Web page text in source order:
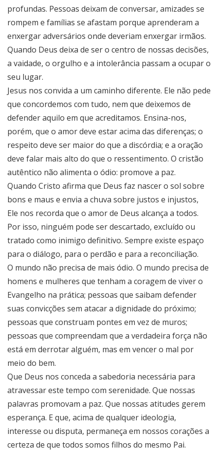
profundas. Pessoas deixam de conversar, amizades se
rompem e famílias se afastam porque aprenderam a
enxergar adversários onde deveriam enxergar irmãos.
Quando Deus deixa de ser o centro de nossas decisões,
a vaidade, o orgulho e a intolerância passam a ocupar o
seu lugar.
Jesus nos convida a um caminho diferente. Ele não pede
que concordemos com tudo, nem que deixemos de
defender aquilo em que acreditamos. Ensina-nos,
porém, que o amor deve estar acima das diferenças; o
respeito deve ser maior do que a discórdia; e a oração
deve falar mais alto do que o ressentimento. O cristão
autêntico não alimenta o ódio: promove a paz.
Quando Cristo afirma que Deus faz nascer o sol sobre
bons e maus e envia a chuva sobre justos e injustos,
Ele nos recorda que o amor de Deus alcança a todos.
Por isso, ninguém pode ser descartado, excluído ou
tratado como inimigo definitivo. Sempre existe espaço
para o diálogo, para o perdão e para a reconciliação.
O mundo não precisa de mais ódio. O mundo precisa de
homens e mulheres que tenham a coragem de viver o
Evangelho na prática; pessoas que saibam defender
suas convicções sem atacar a dignidade do próximo;
pessoas que construam pontes em vez de muros;
pessoas que compreendam que a verdadeira força não
está em derrotar alguém, mas em vencer o mal por
meio do bem.
Que Deus nos conceda a sabedoria necessária para
atravessar este tempo com serenidade. Que nossas
palavras promovam a paz. Que nossas atitudes gerem
esperança. E que, acima de qualquer ideologia,
interesse ou disputa, permaneça em nossos corações a
certeza de que todos somos filhos do mesmo Pai.